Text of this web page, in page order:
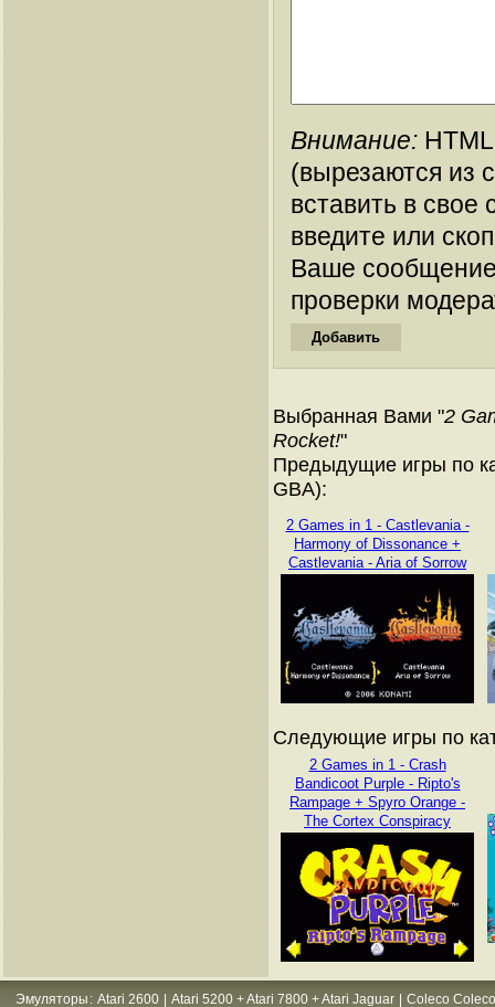
Внимание:
(вырезаются из
вставить в
введите или
Ваше
проверки
Выбранная Вами "2
Rocket!"
Предыдущие игры по
GBA):
2 Games in 1 - Castlevania -
Harmony of Dissonance +
Castlevania - Aria of Sorrow
Следующие игры по
2 Games in 1 - Crash
Bandicoot Purple - Ripto's
Rampage + Spyro Orange -
The Cortex Conspiracy
Эмуляторы : Atari 2600 Atari 5200 + Atari 7800 + Atari Jaguar Coleco